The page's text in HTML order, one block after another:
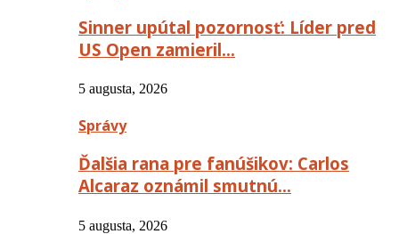
Sinner upútal pozornosť: Líder pred
US Open zamieril…
5 augusta, 2026
Správy
Ďalšia rana pre fanúšikov: Carlos
Alcaraz oznámil smutnú…
5 augusta, 2026